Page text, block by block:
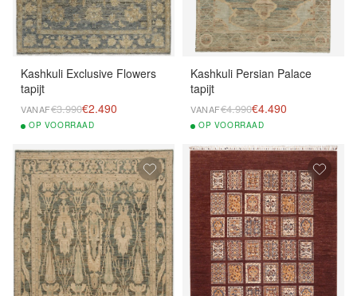
Kashkuli Exclusive Flowers
tapijt
VANAF€3.990€2.490
OP VOORRAAD
Kashkuli Persian Palace
tapijt
VANAF€4.990€4.490
OP VOORRAAD